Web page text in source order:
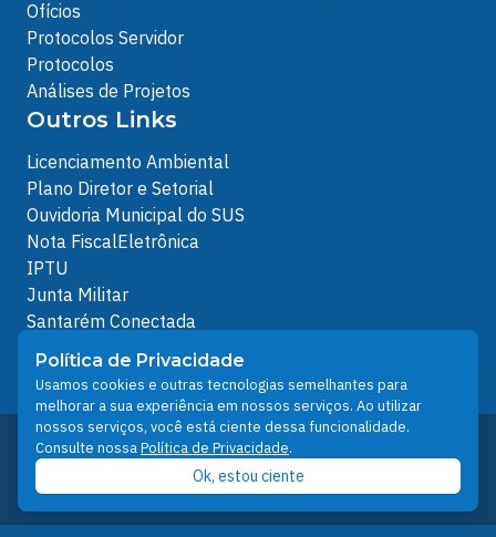
Ofícios
Protocolos Servidor
Protocolos
Análises de Projetos
Outros Links
Licenciamento Ambiental
Plano Diretor e Setorial
Ouvidoria Municipal do SUS
Nota FiscalEletrônica
IPTU
Junta Militar
Santarém Conectada
Política de Privacidade
People illustrations by Storyset
Desenvolvido pelo Núcleo Técnico de Gestão de
Tecnologia da Informação - NTI
Prefeitura de Santarém © 2026
Política de Privacidade
Usamos cookies e outras tecnologias semelhantes para
melhorar a sua experiência em nossos serviços. Ao utilizar
nossos serviços, você está ciente dessa funcionalidade.
Consulte nossaPolítica de Privacidade.
Ok, estou ciente